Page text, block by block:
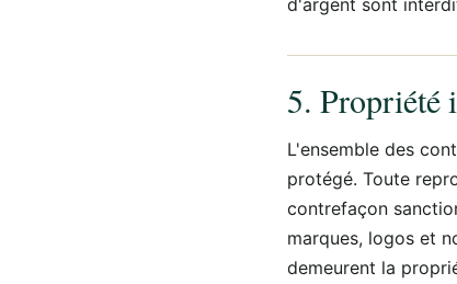
5. Propriété
L'ensemble des
protégé. Toute
contrefaçon
marques, logos et
demeurent la